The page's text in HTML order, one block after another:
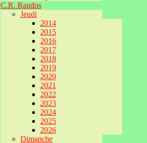
C.R. Randos
Jeudi
2014
2015
2016
2017
2018
2019
2020
2021
2022
2023
2024
2025
2026
Dimanche